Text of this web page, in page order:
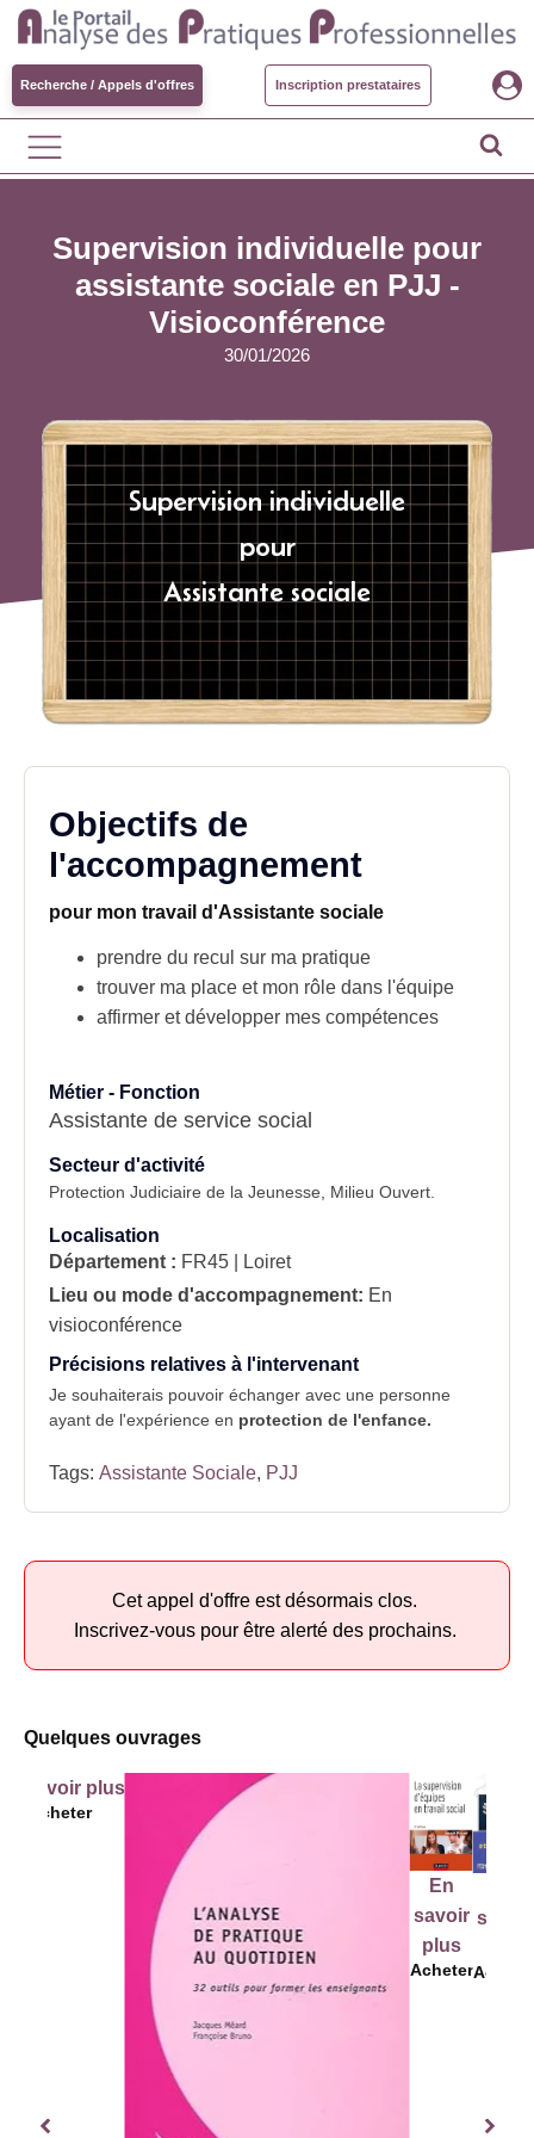
Recherche / Appels d'offres Inscription prestataires
Supervision individuelle pour
assistante sociale en PJJ -
Visioconférence
30/01/2026
Supervision individuelle
pour
Assistante sociale
Objectifs de
l'accompagnement
pour mon travail d'Assistante sociale
prendre du recul sur ma pratique
trouver ma place et mon rôle dans l'équipe
affirmer et développer mes compétences
Métier - Fonction
Assistante de service social
Secteur d'activité
Protection Judiciaire de la Jeunesse, Milieu Ouvert.
Localisation
Département : FR45 | Loiret
Lieu ou mode d'accompagnement: En
visioconférence
Précisions relatives à l'intervenant
Je souhaiterais pouvoir échanger avec une personne
ayant de l'expérience en protection de l'enfance.
Tags: Assistante Sociale, PJJ
Cet appel d'offre est désormais clos.
Inscrivez-vous pour être alerté des prochains.
Quelques ouvrages
savoir plus
Acheter
En
savoir
plus
Acheter
savoir